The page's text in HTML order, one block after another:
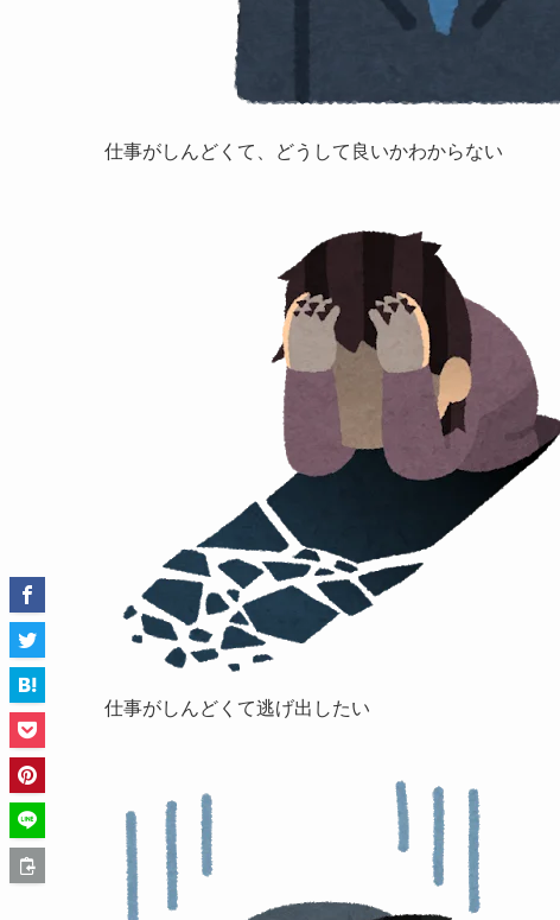
仕事がしんどくて、どうして良いかわからない
仕事がしんどくて逃げ出したい